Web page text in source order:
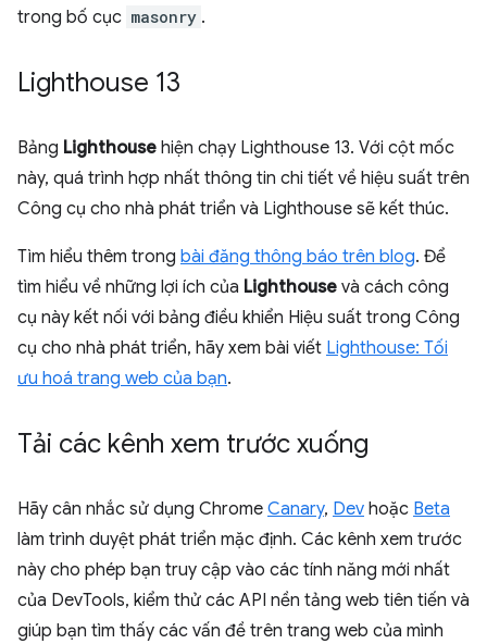
trong bố cục masonry .
Lighthouse 13
Bảng Lighthouse hiện chạy Lighthouse 13. Với cột mốc
này, quá trình hợp nhất thông tin chi tiết về hiệu suất trên
Công cụ cho nhà phát triển và Lighthouse sẽ kết thúc.
Tìm hiểu thêm trong bài đăng thông báo trên blog. Để
tìm hiểu về những lợi ích của Lighthouse và cách công
cụ này kết nối với bảng điều khiển Hiệu suất trong Công
cụ cho nhà phát triển, hãy xem bài viết Lighthouse: Tối
ưu hoá trang web của bạn.
Tải các kênh xem trước xuống
Hãy cân nhắc sử dụng Chrome Canary, Dev hoặc Beta
làm trình duyệt phát triển mặc định. Các kênh xem trước
này cho phép bạn truy cập vào các tính năng mới nhất
của DevTools, kiểm thử các API nền tảng web tiên tiến và
giúp bạn tìm thấy các vấn đề trên trang web của mình